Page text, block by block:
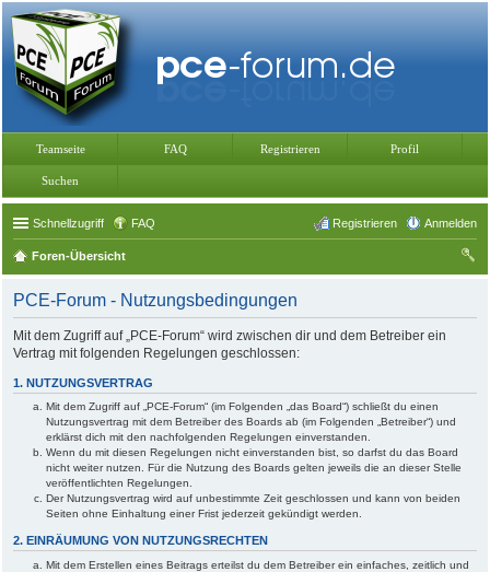
Teamseite FAQ Registrieren Profil
Suchen
Schnellzugriff FAQ Anmelden
Registrieren
Foren-Übersicht
PCE-Forum - Nutzungsbedingungen
Mit dem Zugriff auf „PCE-Forum“ wird zwischen dir und dem Betreiber ein
Vertrag mit folgenden Regelungen geschlossen:
1. NUTZUNGSVERTRAG
Mit dem Zugriff auf „PCE-Forum“ (im Folgenden „das Board“) schließt du einen
Nutzungsvertrag mit dem Betreiber des Boards ab (im Folgenden „Betreiber“) und
erklärst dich mit den nachfolgenden Regelungen einverstanden.
Wenn du mit diesen Regelungen nicht einverstanden bist, so darfst du das Board
nicht weiter nutzen. Für die Nutzung des Boards gelten jeweils die an dieser Stelle
veröffentlichten Regelungen.
Der Nutzungsvertrag wird auf unbestimmte Zeit geschlossen und kann von beiden
Seiten ohne Einhaltung einer Frist jederzeit gekündigt werden.
2. EINRÄUMUNG VON NUTZUNGSRECHTEN
Mit dem Erstellen eines Beitrags erteilst du dem Betreiber ein einfaches, zeitlich und